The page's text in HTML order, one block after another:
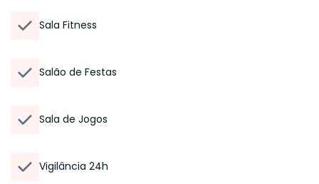
Sala Fitness
Salão de Festas
Sala de Jogos
Vigilância 24h